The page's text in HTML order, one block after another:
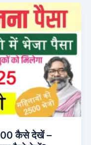
कैसे देखें –